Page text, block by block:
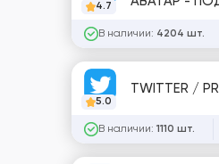
4.7
В наличии: 4204 шт.
5.0
В наличии: 1110 шт.